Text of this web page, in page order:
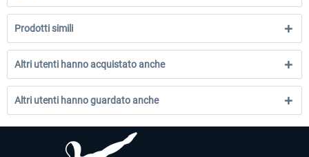
Prodotti simili
Altri utenti hanno acquistato anche
Altri utenti hanno guardato anche